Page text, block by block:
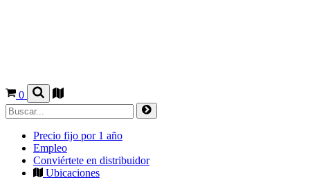
0
Precio fijo por 1 año
Empleo
Conviértete en distribuidor
Ubicaciones